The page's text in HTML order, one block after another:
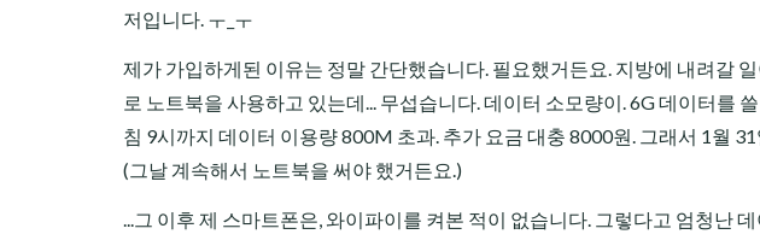
저입니다. ㅜ_ㅜ
제가 가입하게된 이유는 정말 간단했습니다. 필요했거든요. 지방에 내려갈
로 노트북을 사용하고 있는데... 무섭습니다. 데이터 소모량이. 6G 데이터를
침 9시까지 데이터 이용량 800M 초과. 추가 요금 대충 8000원. 그래서 1월
(그날 계속해서 노트북을 써야 했거든요.)
...그 이후 제 스마트폰은, 와이파이를 켜본 적이 없습니다. 그렇다고 엄청난